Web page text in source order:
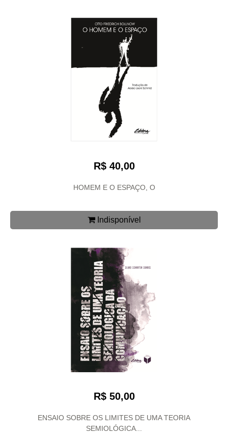
R$ 40,00
HOMEM E O ESPAÇO, O
Indisponível
R$ 50,00
ENSAIO SOBRE OS LIMITES DE UMA TEORIA
SEMIOLÓGICA...